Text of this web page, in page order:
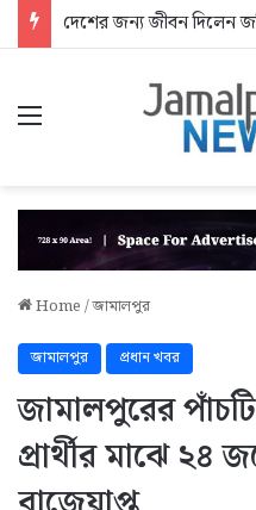
দেশের জন্য জীবন দিলেন
Menu
Home/জামালপুর
জামালপুর প্রধান খবর
জামালপুরের
প্রার্থীর মাঝে ২৪